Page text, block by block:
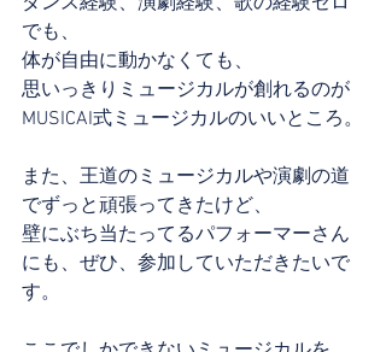
でも、
体が自由に動かなくても、
思いっきりミュージカルが創れるのが
MUSICAI式ミュージカルのいいところ。
また、王道のミュージカルや演劇の道
でずっと頑張ってきたけど、
壁にぶち当たってるパフォーマーさん
にも、ぜひ、参加していただきたいで
す。